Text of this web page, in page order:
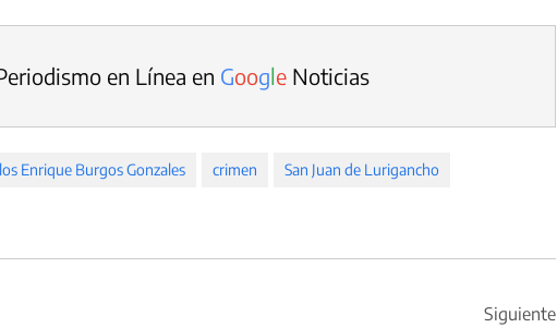
en Línea en GoogleNoticias
Enrique Burgos Gonzales crimen San Juan de Lurigancho
Siguiente